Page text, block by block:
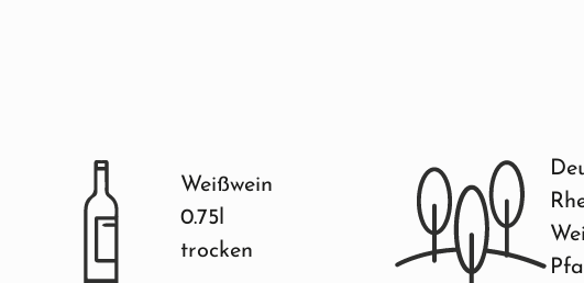
Weißwein
0.75l
trocken